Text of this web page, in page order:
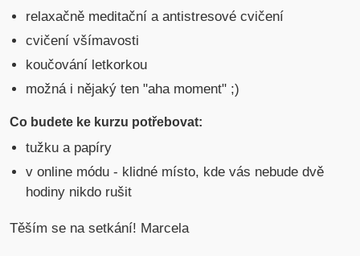
relaxačně meditační a antistresové cvičení
cvičení všímavosti
koučování letkorkou
možná i nějaký ten "aha moment" ;)
Co budete ke kurzu potřebovat:
tužku a papíry
v online módu - klidné místo, kde vás nebude dvě
hodiny nikdo rušit
Těším se na setkání! Marcela